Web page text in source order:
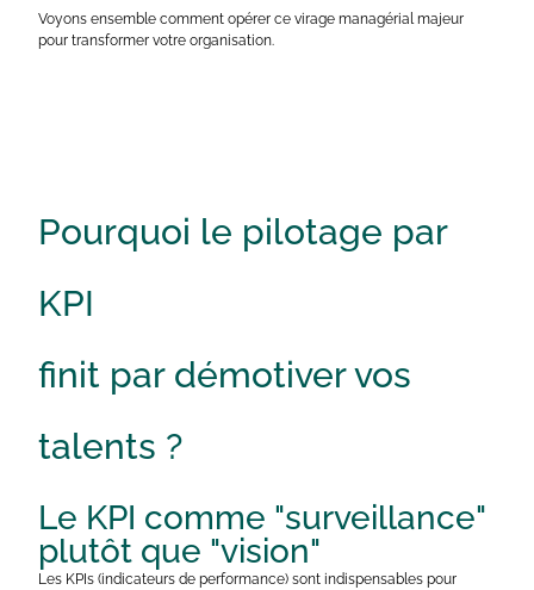
Voyons ensemble comment opérer ce virage managérial majeur
pour transformer votre organisation.
Pourquoi le pilotage par
KPI
finit par démotiver vos
talents ?
Le KPI comme "surveillance"
plutôt que "vision"
Les KPIs (indicateurs de performance) sont indispensables pour